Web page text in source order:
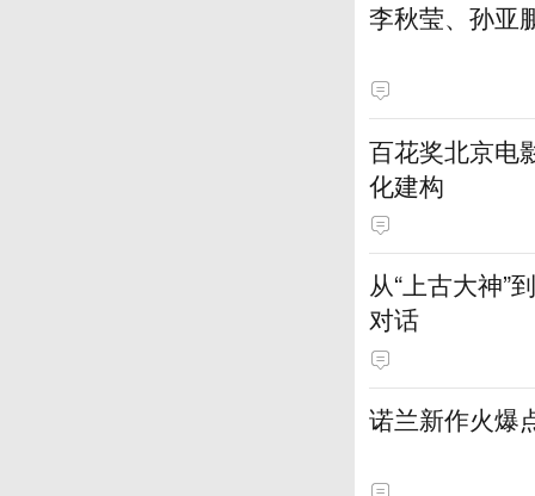
李秋莹、孙亚
百花奖北京电
化建构
从“上古大神”
对话
诺兰新作火爆